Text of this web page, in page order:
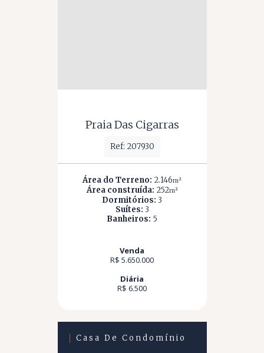
Praia Das Cigarras
Ref: 207930
Área do Terreno: 2.146m²
Área construída: 252m²
Dormitórios: 3
Suítes: 3
Banheiros: 5
Venda
R$ 5.650.000
Diária
R$ 6.500
Casa De Condomínio